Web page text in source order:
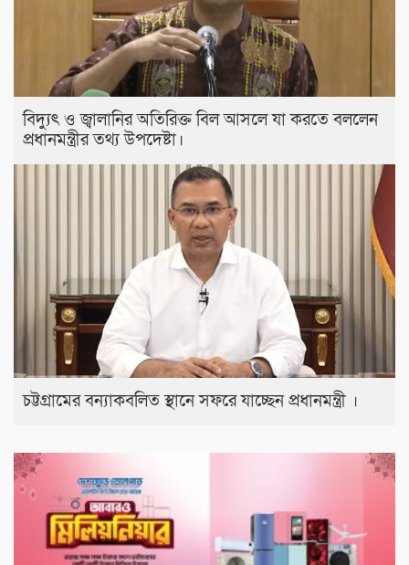
বিদ্যুৎ ও জ্বালানির অতিরিক্ত বিল আসলে যা করতে বললেন
প্রধানমন্ত্রীর তথ্য উপদেষ্টা।
চট্টগ্রামের বন্যাকবলিত স্থানে সফরে যাচ্ছেন প্রধানমন্ত্রী ।